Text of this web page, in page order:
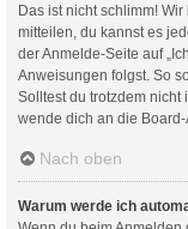
Das ist nicht schlimm!
mitteilen, du kannst es
der Anmelde-Seite auf
Anweisungen folgst. So
Solltest du trotzdem nicht
wende dich an die Board-
Nach oben
Warum werde ich